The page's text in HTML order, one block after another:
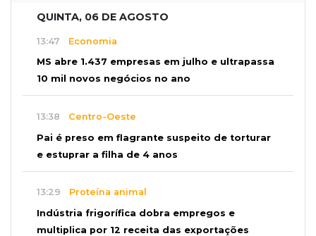
QUINTA, 06 DE AGOSTO
13:47 Economia
MS abre 1.437 empresas em julho e ultrapassa
10 mil novos negócios no ano
13:38 Centro-Oeste
Pai é preso em flagrante suspeito de torturar
e estuprar a filha de 4 anos
13:29 Proteína animal
Indústria frigorífica dobra empregos e
multiplica por 12 receita das exportações